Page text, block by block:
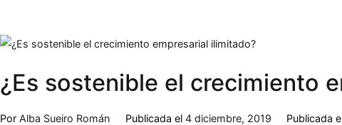
¿Es sostenible el crecimiento
Por Alba Sueiro Román Publicada el 4 diciembre, 2019 Publicada